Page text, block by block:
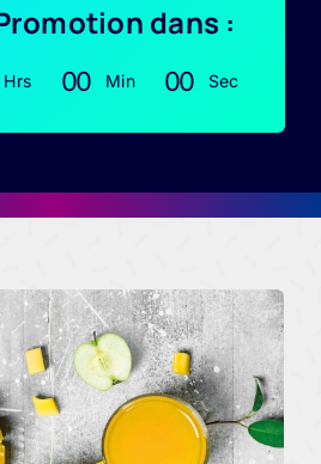
dans :
Hrs 00 Min 00 Sec